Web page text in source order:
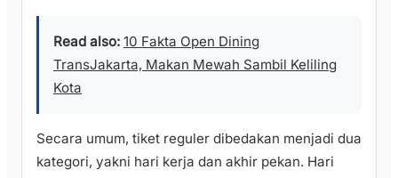
Read also: 10 Fakta Open Dining
TransJakarta, Makan Mewah Sambil Keliling
Kota
Secara umum, tiket reguler dibedakan menjadi dua
kategori, yakni hari kerja dan akhir pekan. Hari